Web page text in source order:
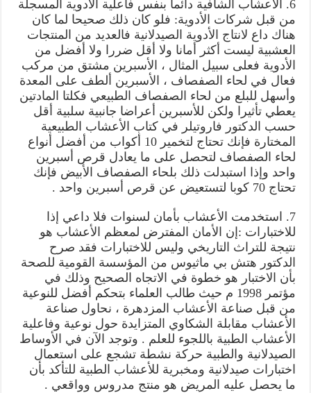
6. الأعشاب الشافية دائما بنفس فاعلية الأدوية المسجلة
من قبل شركات الأدوية: فلو كان ذلك صحيحا لما كان
هناك داع لانتاج الأدوية الصيدلانية فالعديد من المنتجات
العشبية ليست أكثر أمانا ولا أقل ضررا ولا أفضل من
الأدوية فعلى سبيل المثال ، الأسبرين مشتق من مركب
فعال في لحاء الصفصاف ، الأسبرين ألطف على المعدة
وأسهل للبلع من لحاء الصفصاف الطبيعي فكلتا المادتين
يعطي تأثيرا ولكن للأسبرين أعراضا جانبية سلبية أقل
حسب الدكتور فاروتيلر في كتاب الأعشاب الطبيعية
المختارة فإنك تحتاج لتخمير 10 أكواب من أفضل أنواع
لحاء الصفصاف لتحصل على ما يعادل قرص أسبرين
واحد وإذا استبدلت ذلك بلحاء الصفصاف الأبيض فإنك
تحتاج 70 كوبا لتستعيض عن قرص أسبرين واحد .
7. استخدمت الأعشاب بأمان لسنوات فلا داعي إذا
للاختبارات :إن الأمان المفترض لمعظم الأعشاب هو
نتيجة للتراث التاريخي وليس للاختبارات فقد صرح
الدكتور هتش بي ماثيوس من المؤسسة القومية للصحة
بأن الاختبار هو خطوة في الاتجاه الصحيح وذلك في
مؤتمر 1998 م حيث طالب العلماء بتحكم أفضل للنوعية
من قبل صناعة الأعشاب المزدهرة ، نحاول صناعة
الأعشاب مقابلة الشكاوي المتزايدة حول نوعية وفاعلية
الأعشاب الطبية باللجوء للعلم . وتوجد الآن في الأوساط
الصيدلانية والطبية حركة نشطة تشجع على استعمال
اختبارات صيدلانية ومخبرية للأعشاب الطبية للتأكد بأن
ما يحصل عليه المريض هو منتج مدروس وواقعي .